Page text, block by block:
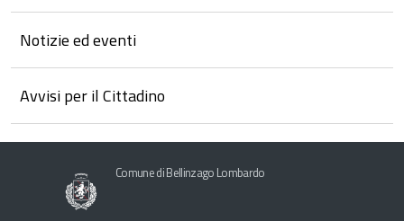
Notizie ed eventi
Avvisi per il Cittadino
Comune di Bellinzago Lombardo